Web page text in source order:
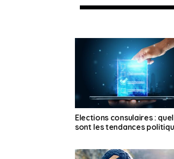
Elections consulaires :
sont les tendances